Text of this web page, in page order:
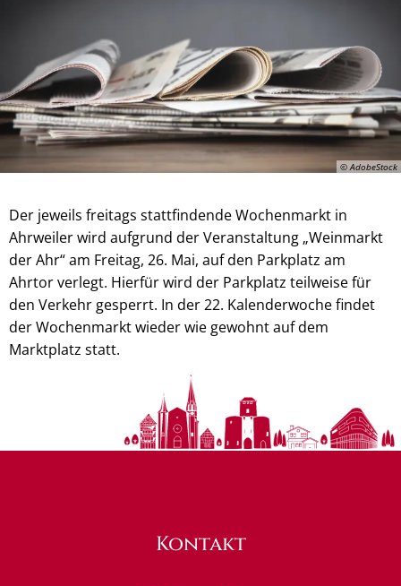
© AdobeStock
Der jeweils freitags stattfindende Wochenmarkt in
Ahrweiler wird aufgrund der Veranstaltung „Weinmarkt
der Ahr“ am Freitag, 26. Mai, auf den Parkplatz am
Ahrtor verlegt. Hierfür wird der Parkplatz teilweise für
den Verkehr gesperrt. In der 22. Kalenderwoche findet
der Wochenmarkt wieder wie gewohnt auf dem
Marktplatz statt.
Kontakt